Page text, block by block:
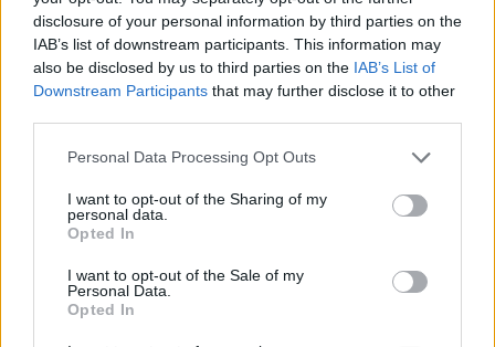
disclosure of your personal information by third parties on the
IAB’s list of downstream participants. This information may
also be disclosed by us to third parties on the IAB’s List of
Downstream Participants that may further disclose it to other
Personal Data Processing Opt Outs
I want to opt-out of the Sharing of my
personal data.
Opted In
I want to opt-out of the Sale of my
Personal Data.
Opted In
Detido homem indiciado por vários roubos e
furtos no distrito de Coimbra
7/08/2026